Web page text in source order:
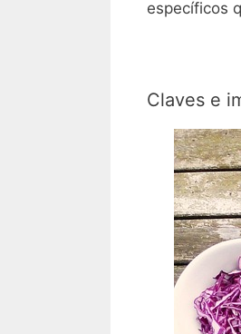
específicos
Claves e